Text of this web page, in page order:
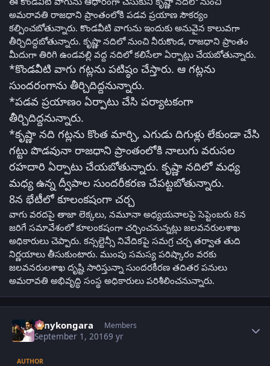
అమరావతి రాజధాని ప్రాంతంలోకి పడవ ప్రయాణ సౌకర్యం
కల్పించబోతున్నారు. కొండవీటి వాగును ఇందుకు అనువైన కాలువగా
తీర్చిదిద్దబోతున్నారు. కృష్ణా నదిలో నుంచి నీరుకొండ, రాజధాని ప్రాంతం
మీదుగా తిరిగి ఉండవల్లి వద్ద నదిలో కలిసేలా ఏర్పాట్లు చేయబోతున్నారు.
*కొండవీటి వాగు గట్లను పటిష్ఠం చేస్తారు. ఆ గట్లను
సుందరంగాను తీర్చిదిద్దనున్నారు.
*పడవ ప్రయాణం ఏర్పాటు చేసి పర్యాటకంగా
తీర్చిదిద్దనున్నారు.
*కృష్ణా నది గట్లను కొంత మార్చి, ఎగుడు దిగుళ్లు లేకుండా చేసి
గట్టు పొడవునా రాజధాని ప్రాంతంలోకి నాలుగు వరుసల
రహదారి ఏర్పాటు చేయబోతున్నారు. కృష్ణా నదిలో మధ్య
మధ్య ఉన్న ద్వీపాల సుందరీకరణ చేపట్టబోతున్నారు.
8న భేటీలో కూలంకషంగా చర్చ
వాగు వరదపై తాజా లెక్కలు, నమూనా అధ్యయనాలపై సెప్టెంబరు 8న
జరిగే సమావేశంలో కూలంకషంగా చర్చించనున్నట్లు జలవనరులశాఖ
అధికారులు చెప్పారు. కన్సల్టెన్సీ నివేదికపై సమగ్ర చర్చ తర్వాత తుది
నిర్ణయాలు తీసుకుంటారు. ముంపు సమస్య పరిష్కారం వరకు
జలవనరులశాఖ దృష్టి సారిస్తున్నా సుందరకీరణ తదితర పనులు
అమరావతి అభివృద్ధి సంస్థ అధికారులు పరిశీలించనున్నారు.
sonykongara Members
September 1, 20169 yr
AUTHOR